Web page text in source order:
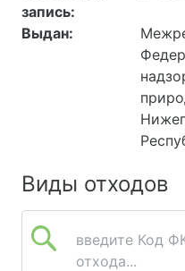
запись:
Выдан:
Виды отходов
введите Код
отхода...